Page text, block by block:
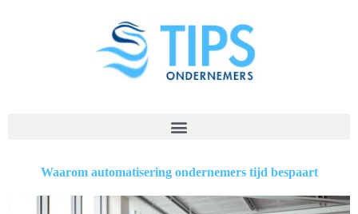
Waarom automatisering ondernemers tijd bespaart